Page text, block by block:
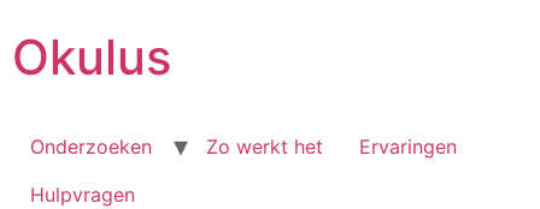
to
content
Okulus
Onderzoeken Zo werkt het
Ervaringen
Hulpvragen